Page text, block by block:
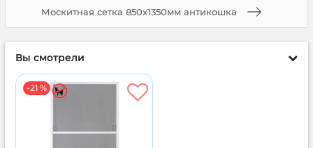
Москитная сетка 850x1350мм антикошка
Вы смотрели
-21 %